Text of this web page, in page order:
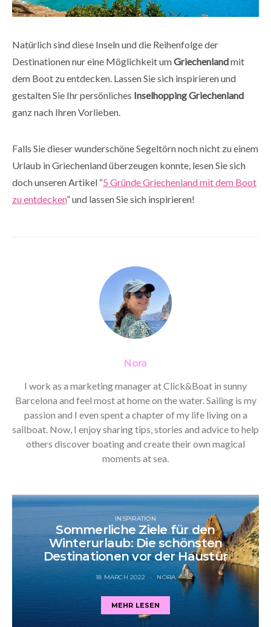
Natürlich sind diese Inseln und die Reihenfolge der
Destinationen nur eine Möglichkeit umGriechenlandmit
dem Boot zu entdecken. Lassen Sie sich inspirieren und
gestalten Sie Ihr persönliches Inselhopping Griechenland
ganz nach Ihren Vorlieben.
Falls Sie dieser wunderschöne Segeltörn noch nicht zu einem
Urlaub in Griechenland überzeugen konnte, lesen Sie sich
doch unseren Artikel “5 Gründe Griechenland mit dem Boot
zu entdecken” und lassen Sie sich inspirieren!
Nora
I work as a marketing manager at Click&Boat in sunny
Barcelona and feel most at home on the water. Sailing is my
passion and I even spent a chapter of my life living on a
sailboat. Now, I enjoy sharing tips, stories and advice to help
others discover boating and create their own magical
moments at sea.
INSPIRATION
Sommerliche Ziele für den
Winterurlaub: Die schönsten
Destinationen vor der Haustür
18 MARCH 2022 NORA
MEHR LESEN